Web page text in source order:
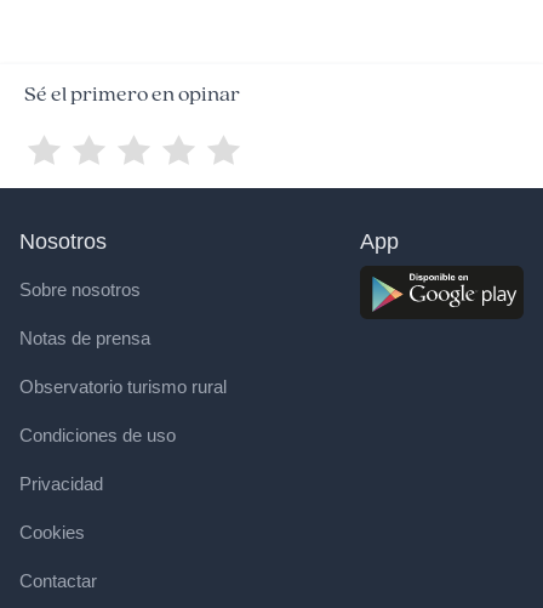
Sé el primero en opinar
Nosotros
Sobre nosotros
Notas de prensa
Observatorio turismo rural
Condiciones de uso
Privacidad
Cookies
Contactar
App